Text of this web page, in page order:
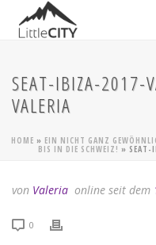
SEAT-IBIZA-2017-
VALERIA
HOME » EIN NICHT GANZ
BIS IN DIE SCHWEIZ! » SEAT-
von Valeria online seit dem
0